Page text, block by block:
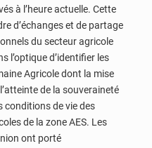
à l’heure actuelle. Cette
d’échanges et de partage
du secteur agricole
l’optique d’identifier les
Agricole dont la mise
de la souveraineté
conditions de vie des
de la zone AES. Les
ont porté